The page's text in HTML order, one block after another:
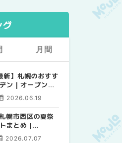
グ
新】札幌のおすす
ン｜オープン日
！大通公園から
で | MouLa
2026.06.19
幌市西区の夏祭
まとめ |
2026.07.07
【2026年最新】札幌のおすす
めビアガーデン｜オープン日
穴場テラスまで | MouLa
HOKKAIDO
24
2026年夏 札幌市西区の夏祭
り・イベントまとめ |
12
月間
【2026年最新】札幌のおすす
めビアガーデン｜オープン日
穴場テラスまで | MouLa
HOKKAIDO
24
2026年夏 札幌市北区の夏祭
り・イベントまとめ |
9